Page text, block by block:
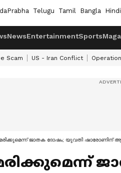
Telugu Tamil Bangla Hindi
NewsEntertainmentSports
Scam US - Iran Conflict
ജാതക ദോഷം; യുവതി